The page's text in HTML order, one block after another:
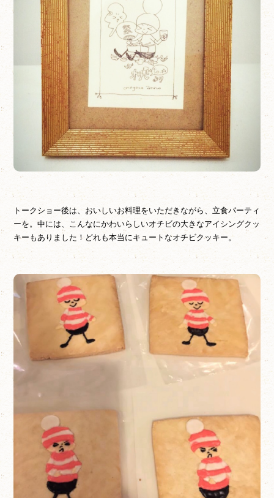
トークショー後は、おいしいお料理をいただきながら、立食パーティ
ーを。中には、こんなにかわいらしいオチビの大きなアイシングクッ
キーもありました！どれも本当にキュートなオチビクッキー。